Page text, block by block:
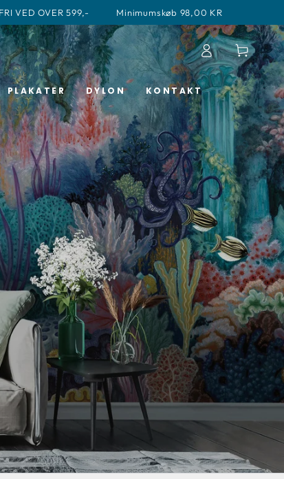
VED OVER 599,- Minimumskøb 98,00 KR
PLAKATER DYLON KONTAKT
Log
ind
Kurv